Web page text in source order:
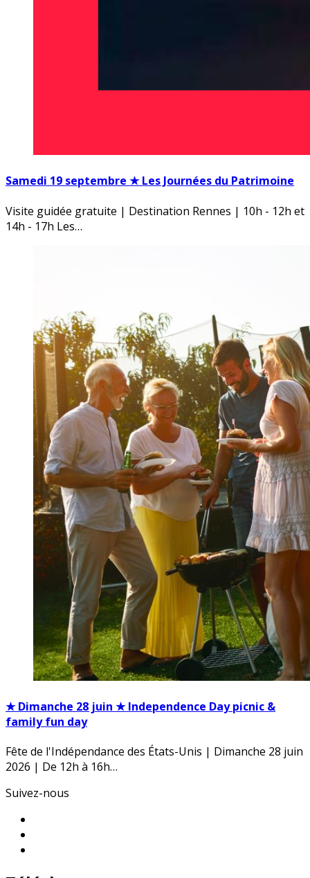
Samedi 19 septembre ★ Les Journées du Patrimoine
Visite guidée gratuite | Destination Rennes | 10h - 12h et
14h - 17h Les…
★ Dimanche 28 juin ★ Independence Day picnic &
family fun day
Fête de l'Indépendance des États-Unis | Dimanche 28 juin
2026 | De 12h à 16h…
Suivez-nous